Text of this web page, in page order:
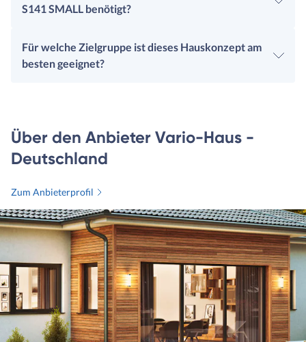
S141 SMALL benötigt?
Für welche Zielgruppe ist dieses Hauskonzept am
besten geeignet?
Über den Anbieter Vario-Haus -
Deutschland
Zum Anbieterprofil